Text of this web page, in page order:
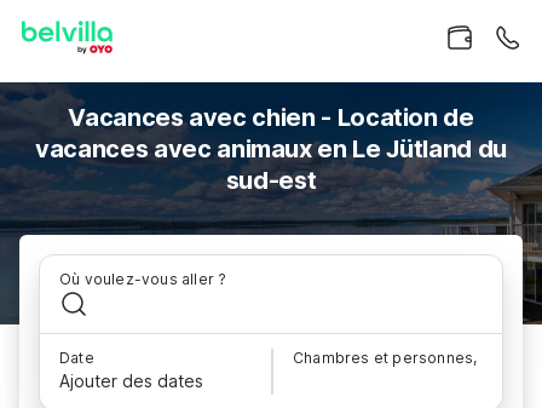
Vacances avec chien - Location de
vacances avec animaux en Le Jütland du
sud-est
Où voulez-vous aller ?
Date
Ajouter des dates
Chambres et personnes,